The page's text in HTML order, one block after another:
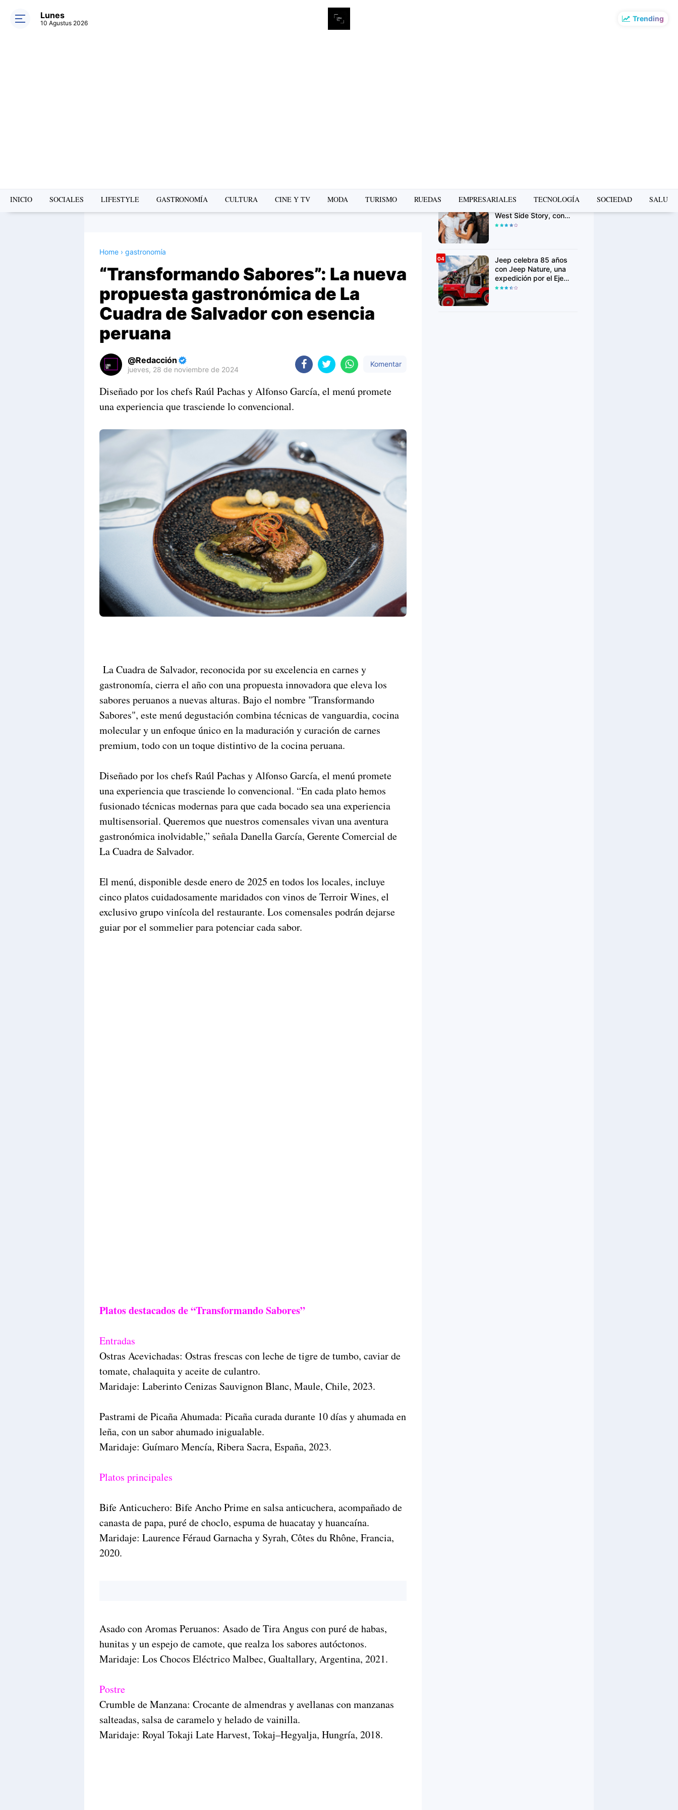
Trending
Lunes
10 Agustus 2026
INICIO SOCIALES LIFESTYLE GASTRONOMÍA CULTURA CINE Y TV MODA TURISMO RUEDAS EMPRESARIALES TECNOLOGÍA SOCIEDAD SALUD
Home › gastronomía
“Transformando Sabores”: La nueva
propuesta gastronómica de La
Cuadra de Salvador con esencia
peruana
Redacción
jueves, 28 de noviembre de 2024
Komentar
Premium
Raushan
With
Shroff
Diseñado por los chefs Raúl Pachas y Alfonso García, el menú promete
una experiencia que trasciende lo convencional.
La Cuadra de Salvador, reconocida por su excelencia en carnes y
gastronomía, cierra el año con una propuesta innovadora que eleva los
sabores peruanos a nuevas alturas. Bajo el nombre "Transformando
Sabores", este menú degustación combina técnicas de vanguardia, cocina
molecular y un enfoque único en la maduración y curación de carnes
premium, todo con un toque distintivo de la cocina peruana.
Diseñado por los chefs Raúl Pachas y Alfonso García, el menú promete
una experiencia que trasciende lo convencional. “En cada plato hemos
fusionado técnicas modernas para que cada bocado sea una experiencia
multisensorial. Queremos que nuestros comensales vivan una aventura
gastronómica inolvidable,” señala Danella García, Gerente Comercial de
La Cuadra de Salvador.
El menú, disponible desde enero de 2025 en todos los locales, incluye
cinco platos cuidadosamente maridados con vinos de Terroir Wines, el
exclusivo grupo vinícola del restaurante. Los comensales podrán dejarse
guiar por el sommelier para potenciar cada sabor.
Platos destacados de “Transformando Sabores”
Entradas
Ostras Acevichadas: Ostras frescas con leche de tigre de tumbo, caviar de
tomate, chalaquita y aceite de culantro.
Maridaje: Laberinto Cenizas Sauvignon Blanc, Maule, Chile, 2023.
Pastrami de Picaña Ahumada: Picaña curada durante 10 días y ahumada en
leña, con un sabor ahumado inigualable.
Maridaje: Guímaro Mencía, Ribera Sacra, España, 2023.
Platos principales
Bife Anticuchero: Bife Ancho Prime en salsa anticuchera, acompañado de
canasta de papa, puré de choclo, espuma de huacatay y huancaína.
Maridaje: Laurence Féraud Garnacha y Syrah, Côtes du Rhône, Francia,
2020.
Asado con Aromas Peruanos: Asado de Tira Angus con puré de habas,
hunitas y un espejo de camote, que realza los sabores autóctonos.
Maridaje: Los Chocos Eléctrico Malbec, Gualtallary, Argentina, 2021.
Postre
Crumble de Manzana: Crocante de almendras y avellanas con manzanas
salteadas, salsa de caramelo y helado de vainilla.
Maridaje: Royal Tokaji Late Harvest, Tokaj–Hegyalja, Hungría, 2018.
D1 reestrena "MEZCLA",
West Side Story, con
tres únicas funciones en
Jeep celebra 85 años
con Jeep Nature, una
expedición por el Eje
Cafetero de Colombia